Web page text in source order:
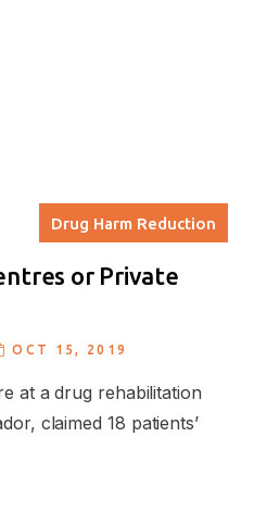
Drug Harm Reduction
or Private
OCT 15, 2019
at a drug rehabilitation
claimed 18 patients’